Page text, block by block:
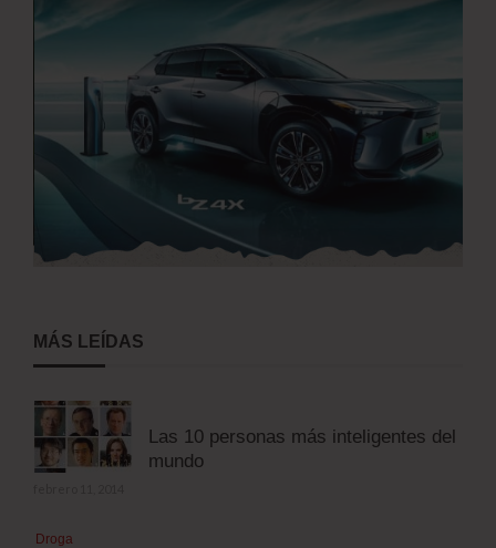
MÁS LEÍDAS
Las 10 personas más inteligentes del
mundo
Droga